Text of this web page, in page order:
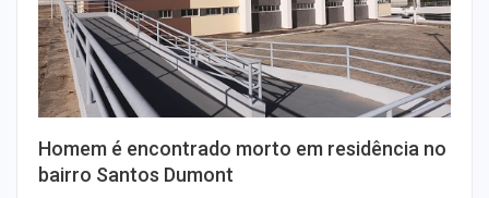
Homem é encontrado morto em residência no
bairro Santos Dumont